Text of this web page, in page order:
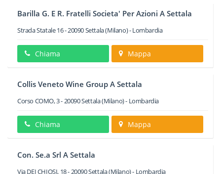
Barilla G. E R. Fratelli Societa' Per Azioni A Settala
Strada Statale 16-20090Settala(Milano) -Lombardia
Chiama Mappa
Collis Veneto Wine Group A Settala
Corso COMO, 3-20090Settala(Milano) - Lombardia
Chiama Mappa
Con. Se.a Srl A Settala
Via DEI CHIOSI, 18-20090Settala(Milano) - Lombardia